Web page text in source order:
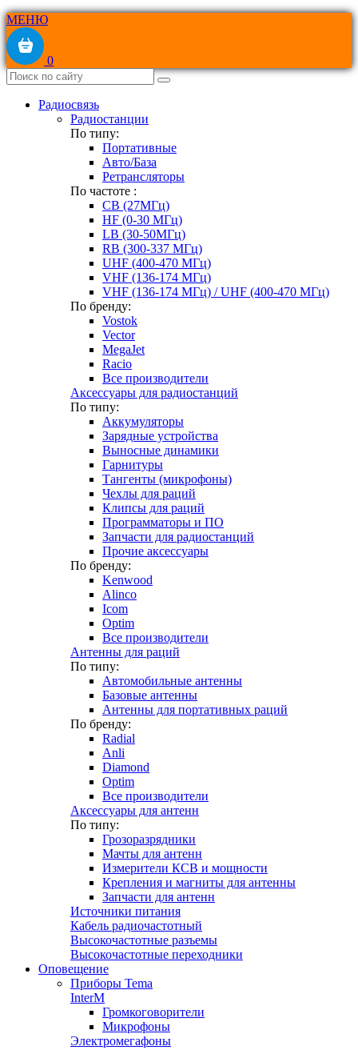
МЕНЮ
0
Радиосвязь
Радиостанции
По типу:
Портативные
Авто/База
Ретрансляторы
По частоте :
CB (27МГц)
HF (0-30 МГц)
LB (30-50МГц)
RB (300-337 МГц)
UHF (400-470 МГц)
VHF (136-174 МГц)
VHF (136-174 МГц) / UHF (400-470 МГц)
По бренду:
Vostok
Vector
MegaJet
Racio
Все производители
Аксессуары для радиостанций
По типу:
Аккумуляторы
Зарядные устройства
Выносные динамики
Гарнитуры
Тангенты (микрофоны)
Чехлы для раций
Клипсы для раций
Программаторы и ПО
Запчасти для радиостанций
Прочие аксессуары
По бренду:
Kenwood
Alinco
Icom
Optim
Все производители
Антенны для раций
По типу:
Автомобильные антенны
Базовые антенны
Антенны для портативных раций
По бренду:
Radial
Anli
Diamond
Optim
Все производители
Аксессуары для антенн
По типу:
Грозоразрядники
Мачты для антенн
Измерители КСВ и мощности
Крепления и магниты для антенны
Запчасти для антенн
Источники питания
Кабель радиочастотный
Высокочастотные разъемы
Высокочастотные переходники
Оповещение
Приборы Tema
InterM
Громкоговорители
Микрофоны
Электромегафоны